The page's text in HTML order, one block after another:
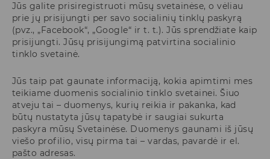
Jūs galite prisiregistruoti mūsų svetainėse, o vėliau
prie jų prisijungti per savo socialinių tinklų paskyrą
(pvz., „Facebook“, „Google“ ir t. t.). Jūs sprendžiate kaip
prisijungti. Jūsų prisijungimą patvirtina socialinio
tinklo svetainė.
Jūs taip pat gaunate informaciją, kokia apimtimi mes
teikiame duomenis socialinio tinklo svetainei. Šiuo
atveju tai – duomenys, kurių reikia ir pakanka, kad
būtų nustatyta jūsų tapatybė ir saugiai sukurta
paskyra mūsų Svetainėse. Duomenys gaunami iš jūsų
viešo profilio, visų pirma tai – vardas, pavardė ir el.
pašto adresas.